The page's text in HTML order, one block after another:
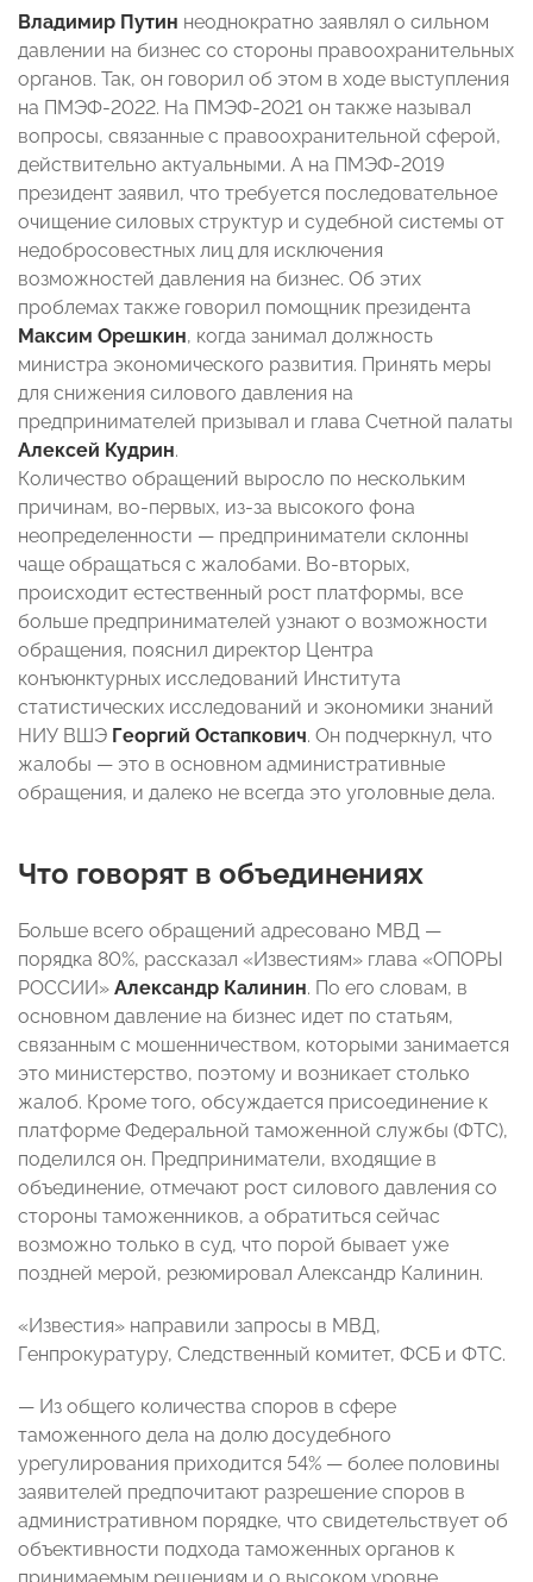
Владимир Путин неоднократно заявлял о сильном
давлении на бизнес со стороны правоохранительных
органов. Так, он говорил об этом в ходе выступления
на ПМЭФ-2022. На ПМЭФ-2021 он также называл
вопросы, связанные с правоохранительной сферой,
действительно актуальными. А на ПМЭФ-2019
президент заявил, что требуется последовательное
очищение силовых структур и судебной системы от
недобросовестных лиц для исключения
возможностей давления на бизнес. Об этих
проблемах также говорил помощник президента
Максим Орешкин, когда занимал должность
министра экономического развития. Принять меры
для снижения силового давления на
предпринимателей призывал и глава Счетной палаты
Алексей Кудрин.
Количество обращений выросло по нескольким
причинам, во-первых, из-за высокого фона
неопределенности — предприниматели склонны
чаще обращаться с жалобами. Во-вторых,
происходит естественный рост платформы, все
больше предпринимателей узнают о возможности
обращения, пояснил директор Центра
конъюнктурных исследований Института
статистических исследований и экономики знаний
НИУ ВШЭ Георгий Остапкович. Он подчеркнул, что
жалобы — это в основном административные
обращения, и далеко не всегда это уголовные дела.
Что говорят в объединениях
Больше всего обращений адресовано МВД —
порядка 80%, рассказал «Известиям» глава «ОПОРЫ
РОССИИ» Александр Калинин. По его словам, в
основном давление на бизнес идет по статьям,
связанным с мошенничеством, которыми занимается
это министерство, поэтому и возникает столько
жалоб. Кроме того, обсуждается присоединение к
платформе Федеральной таможенной службы (ФТС),
поделился он. Предприниматели, входящие в
объединение, отмечают рост силового давления со
стороны таможенников, а обратиться сейчас
возможно только в суд, что порой бывает уже
поздней мерой, резюмировал Александр Калинин.
«Известия» направили запросы в МВД,
Генпрокуратуру, Следственный комитет, ФСБ и ФТС.
— Из общего количества споров в сфере
таможенного дела на долю досудебного
урегулирования приходится 54% — более половины
заявителей предпочитают разрешение споров в
административном порядке, что свидетельствует об
объективности подхода таможенных органов к